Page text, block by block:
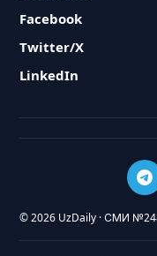
Facebook
Twitter/X
LinkedIn
© 2026 UzDaily · СМИ